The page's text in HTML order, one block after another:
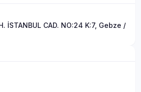
İSTANBUL CAD. NO:24 K:7, Gebze /